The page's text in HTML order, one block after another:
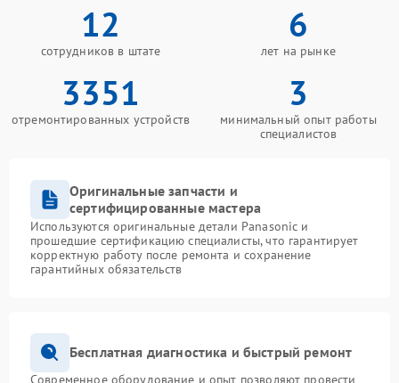
12
сотрудников в штате
6
лет на рынке
3351
отремонтированных устройств
3
минимальный опыт работы
специалистов
Оригинальные запчасти и
сертифицированные мастера
Используются оригинальные детали Panasonic и
прошедшие сертификацию специалисты, что гарантирует
корректную работу после ремонта и сохранение
гарантийных обязательств
Бесплатная диагностика и быстрый ремонт
Современное оборудование и опыт позволяют провести